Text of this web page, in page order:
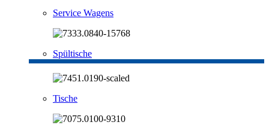
Service Wagens
Spültische
Tische